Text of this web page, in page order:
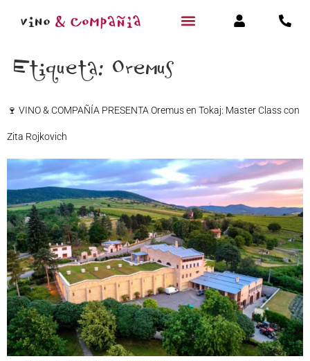
Etiqueta: Oremus
🍷 VINO & COMPAÑÍA PRESENTA Oremus en Tokaj: Master Class con
Zita Rojkovich